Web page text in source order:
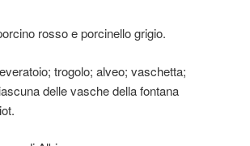
rosso e porcinello grigio.
trogolo; alveo; vaschetta;
delle vasche della fontana